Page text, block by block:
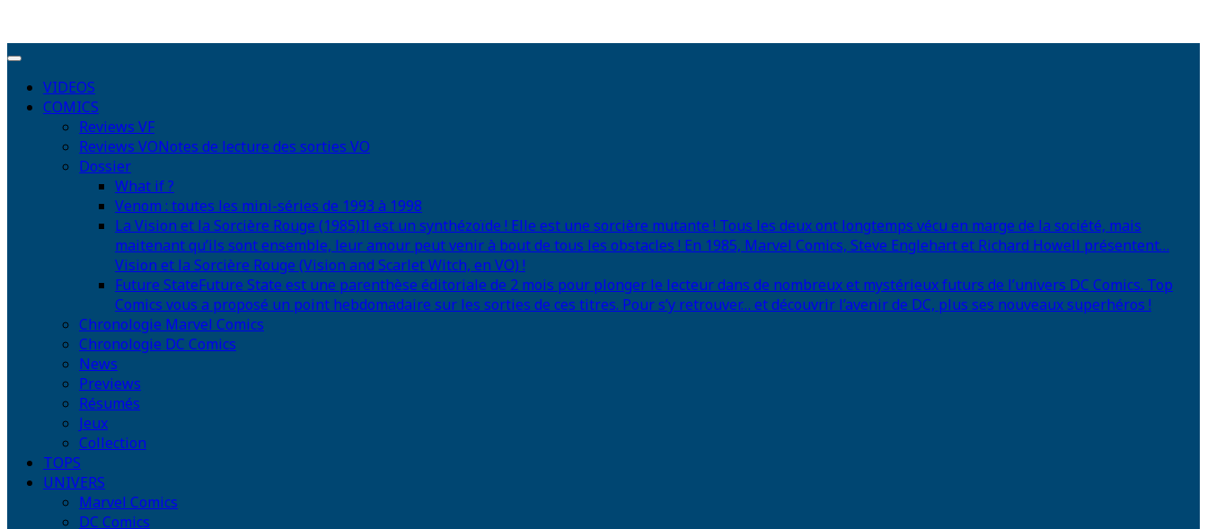
VIDEOS
COMICS
Reviews VF
Reviews VONotes de lecture des sorties VO
Dossier
What if ?
Venom : toutes les mini-séries de 1993 à 1998
La Vision et la Sorcière Rouge (1985)Il est un synthézoïde ! Elle est une sorcière mutante ! Tous les deux ont longtemps vécu en marge de la société, mais
maitenant qu’ils sont ensemble, leur amour peut venir à bout de tous les obstacles ! En 1985, Marvel Comics, Steve Englehart et Richard Howell présentent…
Vision et la Sorcière Rouge (Vision and Scarlet Witch, en VO) !
Future StateFuture State est une parenthèse éditoriale de 2 mois pour plonger le lecteur dans de nombreux et mystérieux futurs de l’univers DC Comics. Top
Comics vous a proposé un point hebdomadaire sur les sorties de ces titres. Pour s’y retrouver… et découvrir l’avenir de DC, plus ses nouveaux superhéros !
Chronologie Marvel Comics
Chronologie DC Comics
News
Previews
Résumés
Jeux
Collection
TOPS
UNIVERS
Marvel Comics
DC Comics